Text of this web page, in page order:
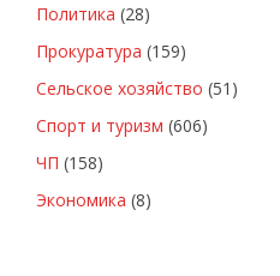
Политика (28)
Прокуратура (159)
Сельское хозяйство (51)
Спорт и туризм (606)
ЧП (158)
Экономика (8)